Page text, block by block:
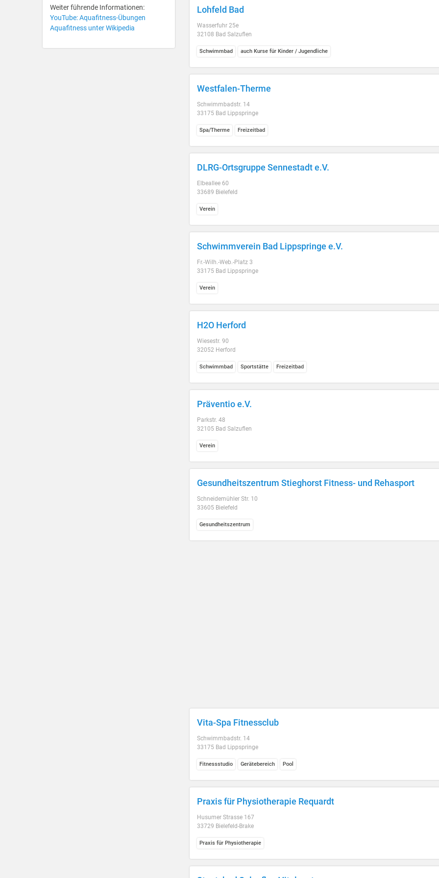
Weiter führende Informationen:
YouTube: Aquafitness-Übungen
Aquafitness unter Wikipedia
Lohfeld Bad
Wasserfuhr 25e
32108 Bad Salzuflen
Schwimmbad auch Kurse für Kinder / Jugendliche
Westfalen-Therme
Schwimmbadstr. 14
33175 Bad Lippspringe
Spa/Therme Freizeitbad
DLRG-Ortsgruppe Sennestadt e.V.
Elbeallee 60
33689 Bielefeld
Verein
Schwimmverein Bad Lippspringe e.V.
Fr.-Wilh.-Web.-Platz 3
33175 Bad Lippspringe
Verein
H2O Herford
Wiesestr. 90
32052 Herford
Schwimmbad Sportstätte Freizeitbad
Präventio e.V.
Parkstr. 48
32105 Bad Salzuflen
Verein
Gesundheitszentrum Stieghorst Fitness- und Rehasport
Schneidemühler Str. 10
33605 Bielefeld
Gesundheitszentrum
Vita-Spa Fitnessclub
Schwimmbadstr. 14
33175 Bad Lippspringe
Fitnessstudio Gerätebereich Pool
Praxis für Physiotherapie Requardt
Husumer Strasse 167
33729 Bielefeld-Brake
Praxis für Physiotherapie